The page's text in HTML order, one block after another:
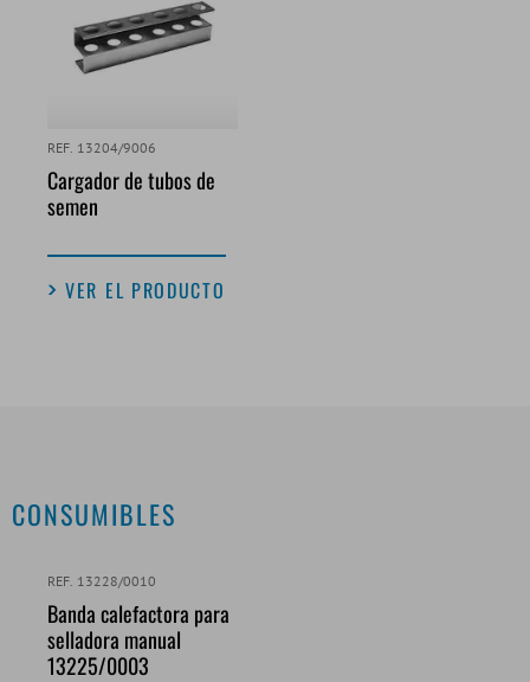
REF. 13204/9006
Cargador de tubos de
semen
VER EL PRODUCTO
CONSUMIBLES
REF. 13228/0010
Banda calefactora para
selladora manual
13225/0003